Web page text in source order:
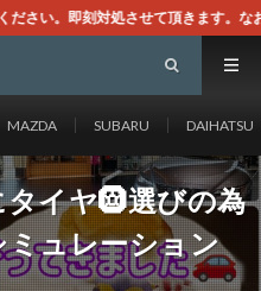
て頂きます。なお、同サイトは
MAZDA SUBARU DAIHATSU
タイヤ🛞選びの為
ュレーション